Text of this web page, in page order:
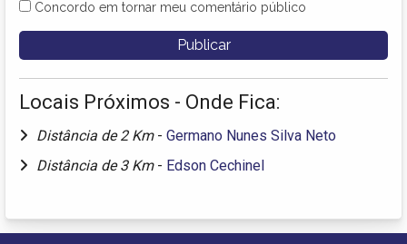
Concordo em tornar meu comentário público
Locais Próximos - Onde Fica:
Distância de 2 Km - Germano Nunes Silva Neto
Distância de 3 Km - Edson Cechinel